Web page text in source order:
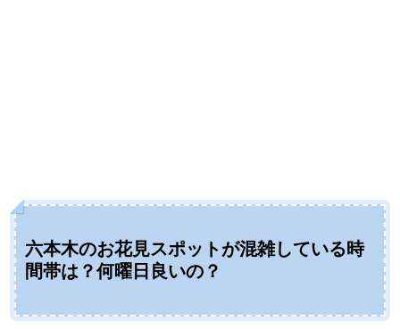
六本木のお花見スポットが混雑している時
間帯は？何曜日良いの？